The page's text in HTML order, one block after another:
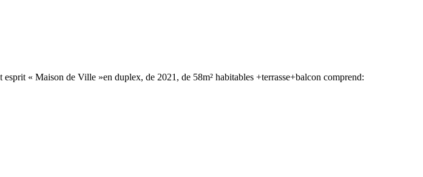
« Maison de Ville »en duplex, de 2021, de 58m² habitables +terrasse+balcon comprend: